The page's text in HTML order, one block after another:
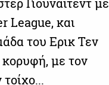
Γιουνάιτεντ με
League, και
του Ερικ Τεν
με τον